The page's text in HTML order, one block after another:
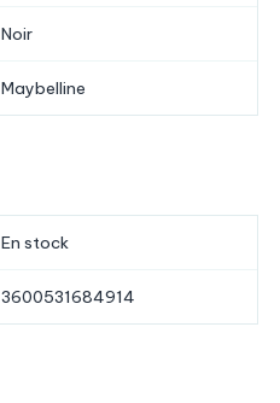
Noir
Maybelline
En stock
3600531684914